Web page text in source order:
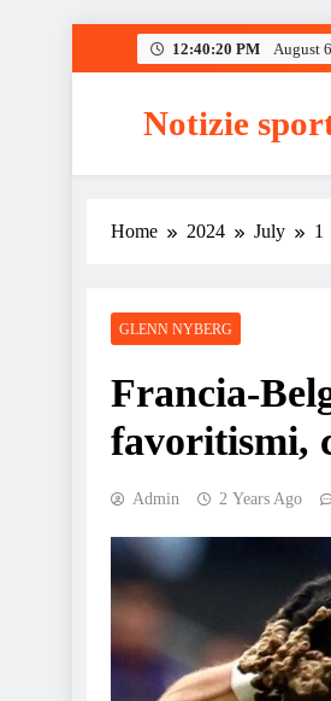
12:40:21 PM August
Notizie
Home 2024 July 1
GLENN NYBERG
Francia-
favoritismi,
Admin 2 Years Ago